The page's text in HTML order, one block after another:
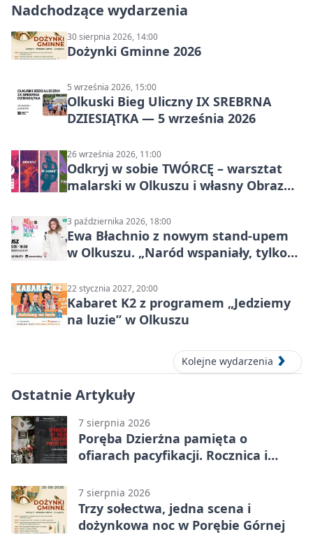
Nadchodzące wydarzenia
30 sierpnia 2026, 14:00
Dożynki Gminne 2026
5 września 2026, 15:00
Olkuski Bieg Uliczny IX SREBRNA
DZIESIĄTKA — 5 września 2026
26 września 2026, 11:00
Odkryj w sobie TWÓRCĘ – warsztat
malarski w Olkuszu i własny Obraz
3 października 2026, 18:00
Ewa Błachnio z nowym stand-upem
w Olkuszu. „Naród wspaniały, tylko
22 stycznia 2027, 20:00
Kabaret K2 z programem „Jedziemy
na luzie” w Olkuszu
Kolejne wydarzenia
Ostatnie Artykuły
7 sierpnia 2026
Poręba Dzierżna pamięta o
ofiarach pacyfikacji. Rocznica i
7 sierpnia 2026
Trzy sołectwa, jedna scena i
dożynkowa noc w Porębie Górnej